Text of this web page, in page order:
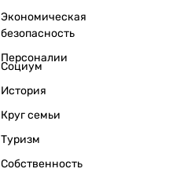
Экономическая
безопасность
Персоналии
Социум
История
Круг семьи
Туризм
Собственность